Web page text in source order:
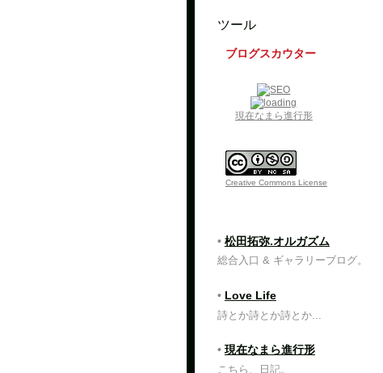
ツール
ブログスカウター
現在なまら進行形
Creative Commons License
• 松田拓弥.オルガズム
総合入口 & ギャラリーブログ。
• Love Life
詩とか詩とか詩とか...
• 現在なまら進行形
こちら、日記。